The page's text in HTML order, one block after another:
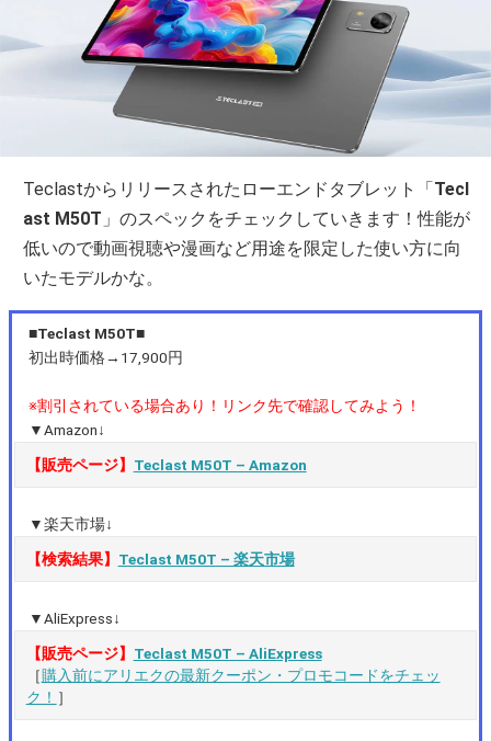
Teclastからリリースされたローエンドタブレット「 Tecl
ast M50T 」のスペックをチェックしていきます！性能が
低いので動画視聴や漫画など用途を限定した使い方に向
いたモデルかな。
■Teclast M50T■
初出時価格→17,900円
※割引されている場合あり！リンク先で確認してみよう！
▼Amazon↓
【販売ページ】 Teclast M50T – Amazon
▼楽天市場↓
【検索結果】 Teclast M50T – 楽天市場
▼AliExpress↓
【販売ページ】 Teclast M50T – AliExpress
［購入前にアリエクの最新クーポン・プロモコードをチェッ
ク！ ］